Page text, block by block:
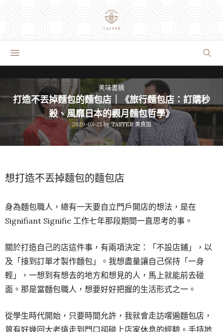
美味書摘
打造不丟掉麵包的麵包店｜《旅行麵包店：訂購秒
殺、風靡日本的觀月麵包哲學》
2020-03-25 by TASTER 美食加
想打造不丟掉麵包的麵包店
身為麵包職人，總有一天要自立門戶開店的想法，是在
Signifiant Signifie 工作七年那段期間一直思考的事。
關於打造自己的店這件事，有兩項決定：「不設店鋪」，以
及「接到訂單才製作麵包」。我想盡量讓自己保持「一身
輕」，一想到有想去的地方和想見的人，馬上就能前去碰
面。那是當麵包職人，想要好好把握的生活形式之一。
從學生時代開始，只要時間允許，我就會走訪嚐遍麵包店，
曾有好幾回大老遠走到門口卻碰上店家休息的經驗。手持地